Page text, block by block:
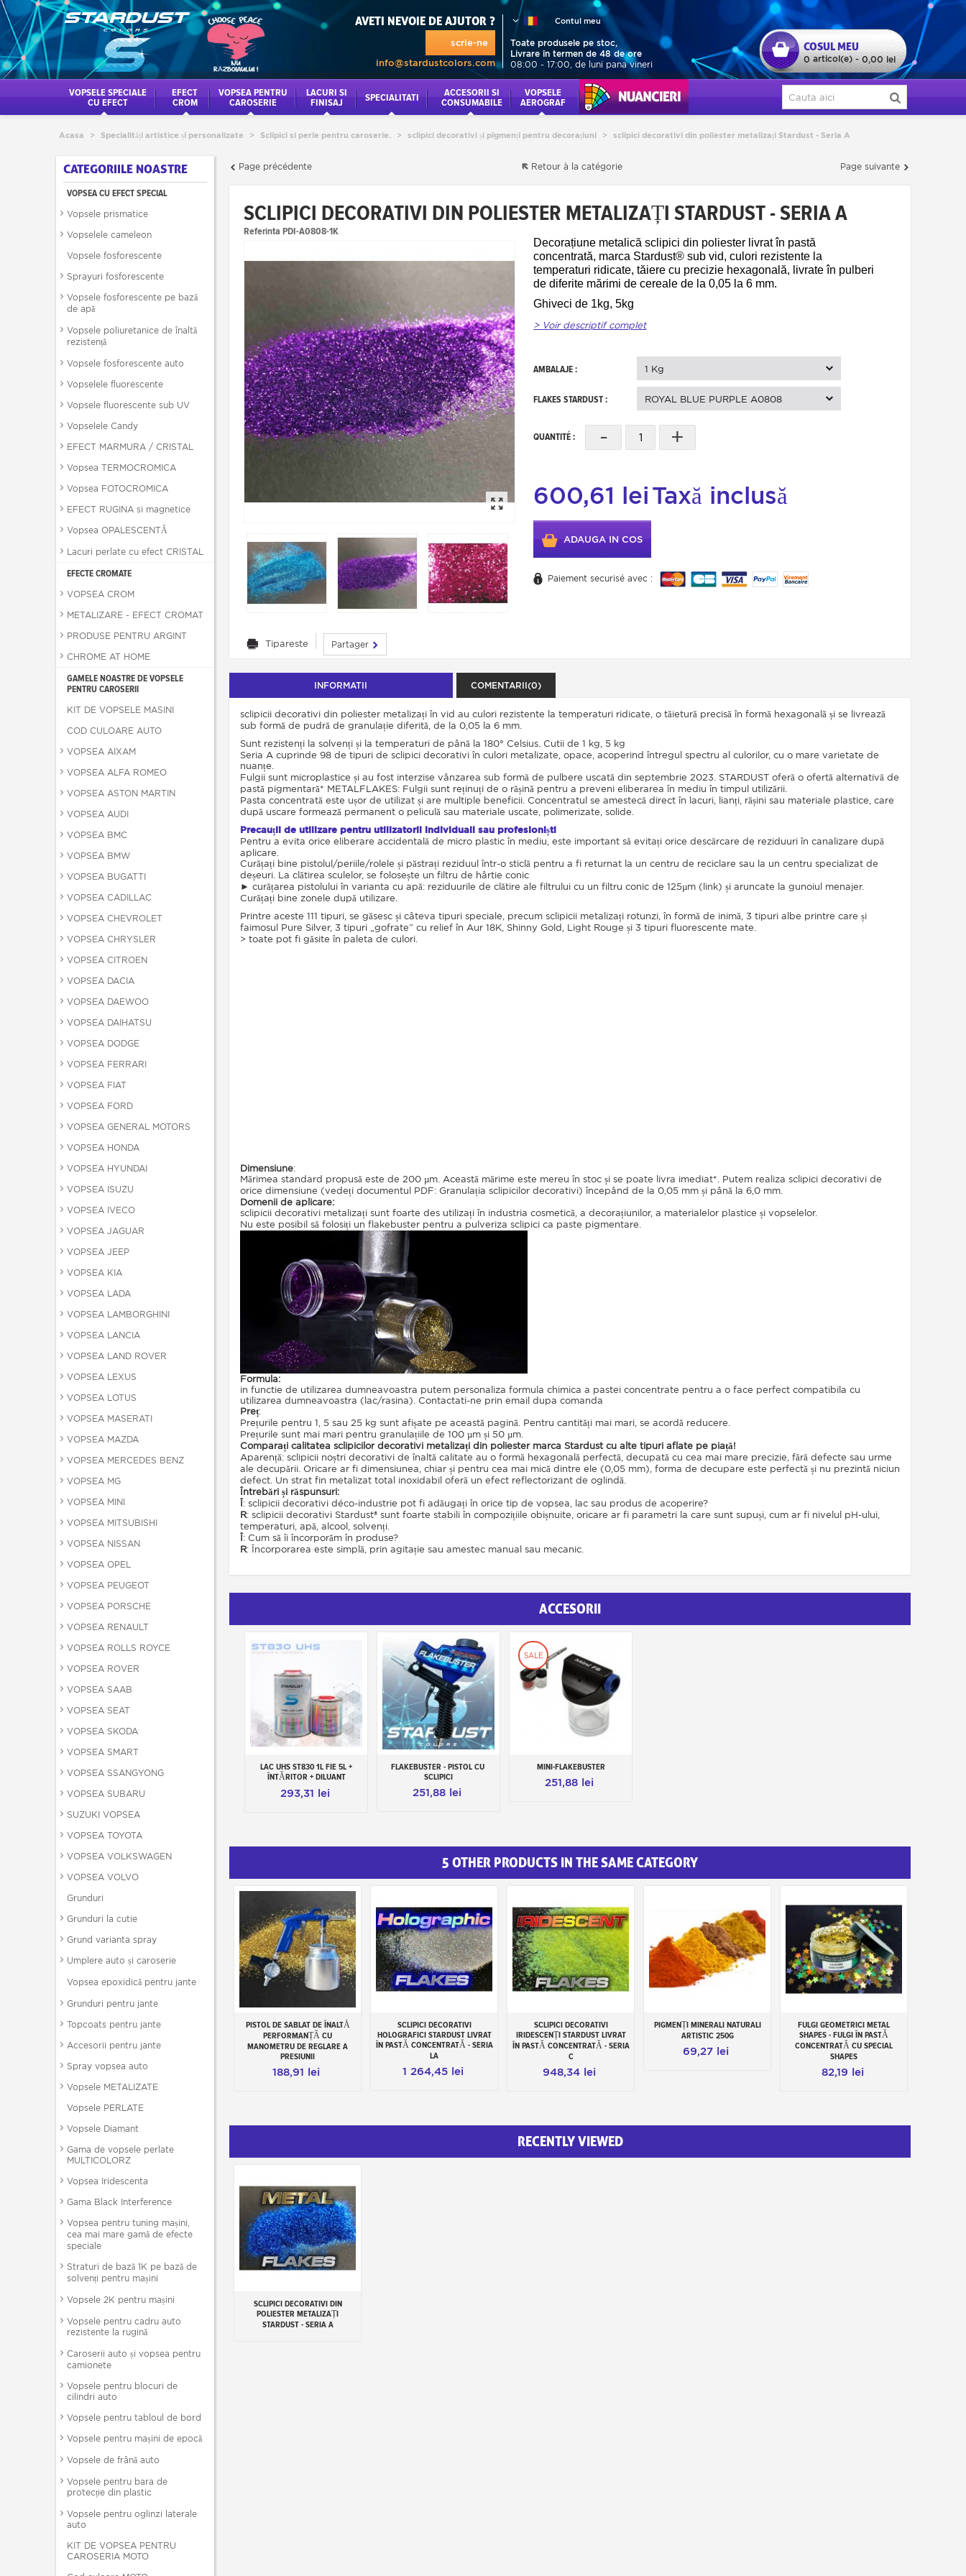
COSUL MEU
0 articol(e) - 0,00 lei
AVETI NEVOIE DE AJUTOR ?
scrie-ne
info@stardustcolors.com
Contul meu
Toate produsele pe stoc,
Livrare în termen de 48 de ore
08:00 - 17:00, de luni pana vineri
VOPSELE SPECIALE
CU EFECT
EFECT
CROM
VOPSEA PENTRU
CAROSERIE
LACURI SI
FINISAJ
SPECIALITATI
ACCESORII SI
CONSUMABILE
VOPSELE
AEROGRAF
NUANCIERI
Acasa > Specialități artistice și personalizate > Sclipici si perle pentru caroserie. > sclipici decorativi și pigmenți pentru decorațiuni > sclipici decorativi din poliester metalizați Stardust - Seria A
CATEGORIILE NOASTRE
VOPSEA CU EFECT SPECIAL
Vopsele prismatice
Vopselele cameleon
Vopsele fosforescente
Sprayuri fosforescente
Vopsele fosforescente pe bază
de apă
Vopsele poliuretanice de înaltă
rezistență
Vopsele fosforescente auto
Vopselele fluorescente
Vopsele fluorescente sub UV
Vopselele Candy
EFECT MARMURA / CRISTAL
Vopsea TERMOCROMICA
Vopsea FOTOCROMICA
EFECT RUGINA si magnetice
Vopsea OPALESCENTĂ
Lacuri perlate cu efect CRISTAL
EFECTE CROMATE
VOPSEA CROM
METALIZARE - EFECT CROMAT
PRODUSE PENTRU ARGINT
CHROME AT HOME
GAMELE NOASTRE DE VOPSELE
PENTRU CAROSERII
KIT DE VOPSELE MASINI
COD CULOARE AUTO
VOPSEA AIXAM
VOPSEA ALFA ROMEO
VOPSEA ASTON MARTIN
VOPSEA AUDI
VOPSEA BMC
VOPSEA BMW
VOPSEA BUGATTI
VOPSEA CADILLAC
VOPSEA CHEVROLET
VOPSEA CHRYSLER
VOPSEA CITROEN
VOPSEA DACIA
VOPSEA DAEWOO
VOPSEA DAIHATSU
VOPSEA DODGE
VOPSEA FERRARI
VOPSEA FIAT
VOPSEA FORD
VOPSEA GENERAL MOTORS
VOPSEA HONDA
VOPSEA HYUNDAI
VOPSEA ISUZU
VOPSEA IVECO
VOPSEA JAGUAR
VOPSEA JEEP
VOPSEA KIA
VOPSEA LADA
VOPSEA LAMBORGHINI
VOPSEA LANCIA
VOPSEA LAND ROVER
VOPSEA LEXUS
VOPSEA LOTUS
VOPSEA MASERATI
VOPSEA MAZDA
VOPSEA MERCEDES BENZ
VOPSEA MG
VOPSEA MINI
VOPSEA MITSUBISHI
VOPSEA NISSAN
VOPSEA OPEL
VOPSEA PEUGEOT
VOPSEA PORSCHE
VOPSEA RENAULT
VOPSEA ROLLS ROYCE
VOPSEA ROVER
VOPSEA SAAB
VOPSEA SEAT
VOPSEA SKODA
VOPSEA SMART
VOPSEA SSANGYONG
VOPSEA SUBARU
SUZUKI VOPSEA
VOPSEA TOYOTA
VOPSEA VOLKSWAGEN
VOPSEA VOLVO
Grunduri
Grunduri la cutie
Grund varianta spray
Umplere auto și caroserie
Vopsea epoxidică pentru jante
Grunduri pentru jante
Topcoats pentru jante
Accesorii pentru jante
Spray vopsea auto
Vopsele METALIZATE
Vopsele PERLATE
Vopsele Diamant
Gama de vopsele perlate
MULTICOLORZ
Vopsea Iridescenta
Gama Black Interference
Vopsea pentru tuning mașini,
cea mai mare gamă de efecte
speciale
Straturi de bază 1K pe bază de
solvenți pentru mașini
Vopsele 2K pentru mașini
Vopsele pentru cadru auto
rezistente la rugină
Caroserii auto și vopsea pentru
camionete
Vopsele pentru blocuri de
cilindri auto
Vopsele pentru tabloul de bord
Vopsele pentru mașini de epocă
Vopsele de frână auto
Vopsele pentru bara de
protecție din plastic
Vopsele pentru oglinzi laterale
auto
KIT DE VOPSEA PENTRU
CAROSERIA MOTO
Page précédente Page suivante
Retour à la catégorie
SCLIPICI DECORATIVI DIN POLIESTER METALIZAȚI STARDUST - SERIA A
Referinta PDI-A0808-1K
Decorațiune metalică sclipici din poliester livrat în pastă
concentrată, marca Stardust® sub vid, culori rezistente la
temperaturi ridicate, tăiere cu precizie hexagonală, livrate în pulberi
de diferite mărimi de cereale de la 0,05 la 6 mm.
Ghiveci de 1kg, 5kg
> Voir descriptif complet
AMBALAJE : 1 Kg
FLAKES STARDUST : ROYAL BLUE PURPLE A0808
QUANTITÉ : - +
600,61 leiTaxă inclusă
ADAUGA IN COS
Paiement securisé avec :
Tipareste Partager
INFORMATII COMENTARII(0)
sclipicii decorativi din poliester metalizați în vid au culori rezistente la temperaturi ridicate, o tăietură precisă în formă hexagonală și se livrează
sub formă de pudră de granulație diferită, de la 0,05 la 6 mm.
Sunt rezistenți la solvenți și la temperaturi de până la 180° Celsius. Cutii de 1 kg, 5 kg
Seria A cuprinde 98 de tipuri de sclipici decorativi în culori metalizate, opace, acoperind întregul spectru al culorilor, cu o mare varietate de
nuanțe.
Fulgii sunt microplastice și au fost interzise vânzarea sub formă de pulbere uscată din septembrie 2023. STARDUST oferă o ofertă alternativă de
pastă pigmentară* METALFLAKES: Fulgii sunt reținuți de o rășină pentru a preveni eliberarea în mediu în timpul utilizării.
Pasta concentrată este ușor de utilizat și are multiple beneficii. Concentratul se amestecă direct în lacuri, lianți, rășini sau materiale plastice, care
după uscare formează permanent o peliculă sau materiale uscate, polimerizate, solide.
Precauții de utilizare pentru utilizatorii individuali sau profesioniști
Pentru a evita orice eliberare accidentală de micro plastic în mediu, este important să evitați orice descărcare de reziduuri în canalizare după
aplicare.
Curățați bine pistolul/periile/rolele și păstrați reziduul într-o sticlă pentru a fi returnat la un centru de reciclare sau la un centru specializat de
deșeuri. La clătirea sculelor, se folosește un filtru de hârtie conic
► curățarea pistolului în varianta cu apă: reziduurile de clătire ale filtrului cu un filtru conic de 125µm (link) și aruncate la gunoiul menajer.
Curățați bine zonele după utilizare.
Printre aceste 111 tipuri, se găsesc și câteva tipuri speciale, precum sclipicii metalizați rotunzi, în formă de inimă, 3 tipuri albe printre care și
faimosul Pure Silver, 3 tipuri „gofrate” cu relief în Aur 18K, Shinny Gold, Light Rouge și 3 tipuri fluorescente mate.
> toate pot fi găsite în paleta de culori.
Dimensiune:
Mărimea standard propusă este de 200 µm. Această mărime este mereu în stoc și se poate livra imediat*. Putem realiza sclipici decorativi de
orice dimensiune (vedeți documentul PDF: Granulația sclipicilor decorativi) începând de la 0,05 mm și până la 6,0 mm.
Domenii de aplicare:
sclipicii decorativi metalizați sunt foarte des utilizați în industria cosmetică, a decorațiunilor, a materialelor plastice și vopselelor.
Nu este posibil să folosiți un flakebuster pentru a pulveriza sclipici ca paste pigmentare.
Formula:
in functie de utilizarea dumneavoastra putem personaliza formula chimica a pastei concentrate pentru a o face perfect compatibila cu
utilizarea dumneavoastra (lac/rasina). Contactati-ne prin email dupa comanda
Preț:
Prețurile pentru 1, 5 sau 25 kg sunt afișate pe această pagină. Pentru cantități mai mari, se acordă reducere.
Prețurile sunt mai mari pentru granulațiile de 100 µm și 50 µm.
Comparați calitatea sclipicilor decorativi metalizați din poliester marca Stardust cu alte tipuri aflate pe piață!
Aparență: sclipicii noștri decorativi de înaltă calitate au o formă hexagonală perfectă, decupată cu cea mai mare precizie, fără defecte sau urme
ale decupării. Oricare ar fi dimensiunea, chiar și pentru cea mai mică dintre ele (0,05 mm), forma de decupare este perfectă și nu prezintă niciun
defect. Un strat fin metalizat total inoxidabil oferă un efect reflectorizant de oglindă.
Întrebări și răspunsuri:
Î: sclipicii decorativi déco-industrie pot fi adăugați în orice tip de vopsea, lac sau produs de acoperire?
R: sclipicii decorativi Stardust® sunt foarte stabili în compozițiile obișnuite, oricare ar fi parametri la care sunt supuși, cum ar fi nivelul pH-ului,
temperaturi, apă, alcool, solvenți.
Î: Cum să îi încorporăm în produse?
R: Încorporarea este simplă, prin agitație sau amestec manual sau mecanic.
ACCESORII
Adauga in cos
LAC UHS ST830 1L FIE 5L +
ÎNTĂRITOR + DILUANT
293,31 lei
Adauga in cos
FLAKEBUSTER - PISTOL CU ​​
SCLIPICI
251,88 lei
SALE
Adauga in cos
MINI-FLAKEBUSTER
251,88 lei
5 OTHER PRODUCTS IN THE SAME CATEGORY
Add to cart
PISTOL DE SABLAT DE ÎNALTĂ
PERFORMANȚĂ CU
MANOMETRU DE REGLARE A
PRESIUNII
188,91 lei
Add to cart
SCLIPICI DECORATIVI
HOLOGRAFICI STARDUST LIVRAT
ÎN PASTĂ CONCENTRATĂ - SERIA
LA
1 264,45 lei
Add to cart
SCLIPICI DECORATIVI
IRIDESCENȚI STARDUST LIVRAT
ÎN PASTĂ CONCENTRATĂ - SERIA
C
948,34 lei
Add to cart
PIGMENȚI MINERALI NATURALI
ARTISTIC 250G
69,27 lei
Add to cart
FULGI GEOMETRICI METAL
SHAPES - FULGI ÎN PASTĂ
CONCENTRATĂ CU SPECIAL
SHAPES
82,19 lei
RECENTLY VIEWED
Add to cart
SCLIPICI DECORATIVI DIN
POLIESTER METALIZAȚI
STARDUST - SERIA A